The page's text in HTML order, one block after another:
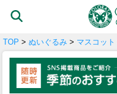
TOP > ぬいぐるみ > マスコット